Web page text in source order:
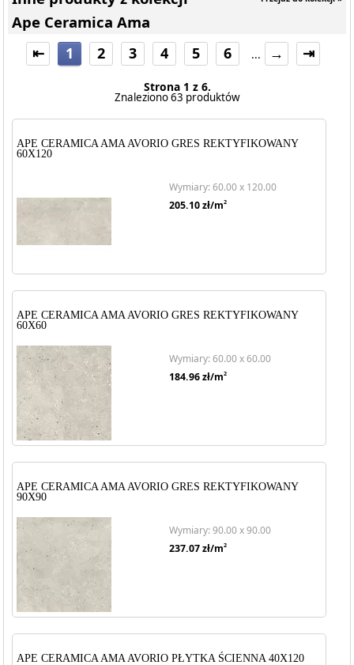
Ape Ceramica Ama
⇤ 1 2 3 4 5 6 ... → ⇥
Strona 1 z 6.
Znaleziono 63 produktów
APE CERAMICA AMA AVORIO GRES REKTYFIKOWANY
60X120
Wymiary: 60.00 x 120.00
205.10zł/m2
APE CERAMICA AMA AVORIO GRES REKTYFIKOWANY
60X60
Wymiary: 60.00 x 60.00
184.96zł/m2
APE CERAMICA AMA AVORIO GRES REKTYFIKOWANY
90X90
Wymiary: 90.00 x 90.00
237.07zł/m2
APE CERAMICA AMA AVORIO PŁYTKA ŚCIENNA 40X120